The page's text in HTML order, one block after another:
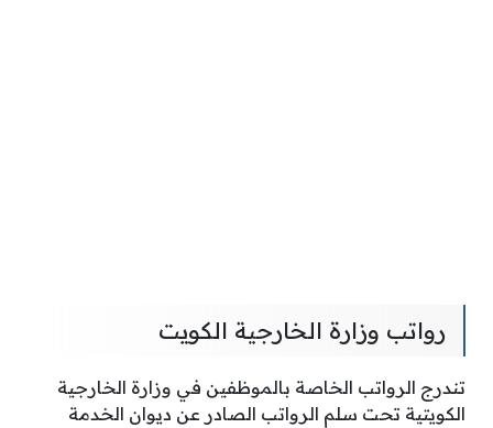
رواتب وزارة الخارجية الكويت
تندرج الرواتب الخاصة بالموظفين في وزارة الخارجية
الكويتية تحت سلم الرواتب الصادر عن ديوان الخدمة